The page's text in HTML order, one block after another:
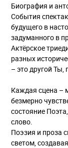
Биография и
События
будущего в
задуманного в
Актёрское
разных
– это другой Ты,
Каждая сцена –
безмерно
состояние
слово.
Поэзия и проза
светом,